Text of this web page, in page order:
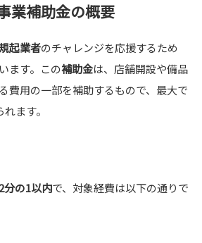
業補助金の概要
起業者のチャレンジを応援するため
ます。この補助金は、店舗開設や備品
費用の一部を補助するもので、最大で
ます。
2分の1以内で、対象経費は以下の通りで